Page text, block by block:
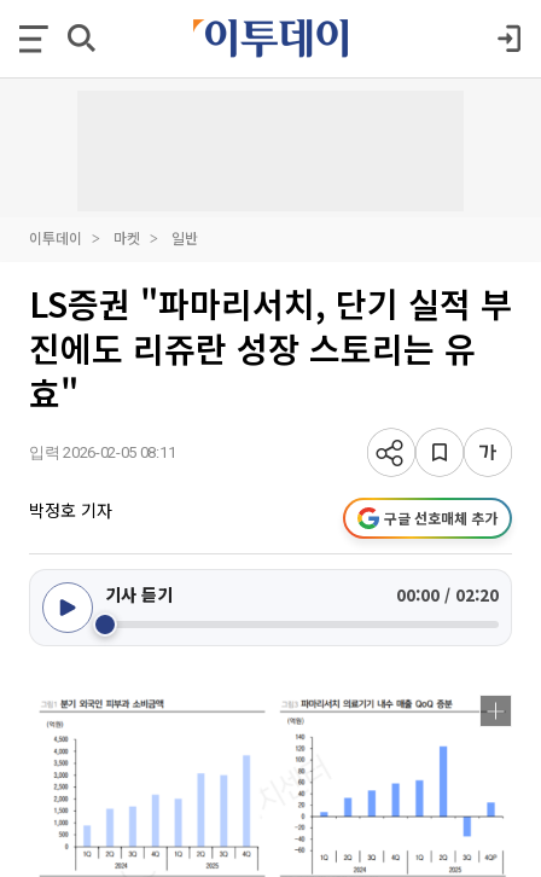
이투데이 마켓 일반
LS증권 "파마리서치, 단기 실적 부
진에도 리쥬란 성장 스토리는 유
효"
입력 2026-02-05 08:11
박정호 기자 구글 선호매체 추가
기사 듣기 00:00 / 02:20